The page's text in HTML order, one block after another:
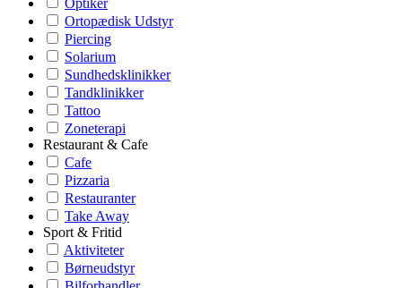
Optiker
Ortopædisk Udstyr
Piercing
Solarium
Sundhedsklinikker
Tandklinikker
Tattoo
Zoneterapi
Restaurant & Cafe
Cafe
Pizzaria
Restauranter
Take Away
Sport & Fritid
Aktiviteter
Børneudstyr